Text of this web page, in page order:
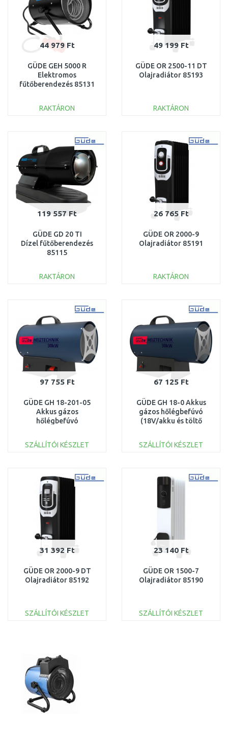
44 979 Ft
GÜDE GEH 5000 R
Elektromos
fűtőberendezés 85131
RAKTÁRON
Összehasonlítás
49 199 Ft
GÜDE OR 2500-11 DT
Olajradiátor 85193
RAKTÁRON
Összehasonlítás
119 557 Ft
GÜDE GD 20 TI
Dízel fűtőberendezés
85115
RAKTÁRON
Összehasonlítás
26 765 Ft
GÜDE OR 2000-9
Olajradiátor 85191
RAKTÁRON
Összehasonlítás
97 755 Ft
GÜDE GH 18-201-05
Akkus gázos
hőlégbefúvó
SZÁLLÍTÓI KÉSZLET
Összehasonlítás
67 125 Ft
GÜDE GH 18-0 Akkus
gázos hőlégbefúvó
(18V/akku és töltő
SZÁLLÍTÓI KÉSZLET
Összehasonlítás
31 392 Ft
GÜDE OR 2000-9 DT
Olajradiátor 85192
SZÁLLÍTÓI KÉSZLET
23 140 Ft
GÜDE OR 1500-7
Olajradiátor 85190
SZÁLLÍTÓI KÉSZLET